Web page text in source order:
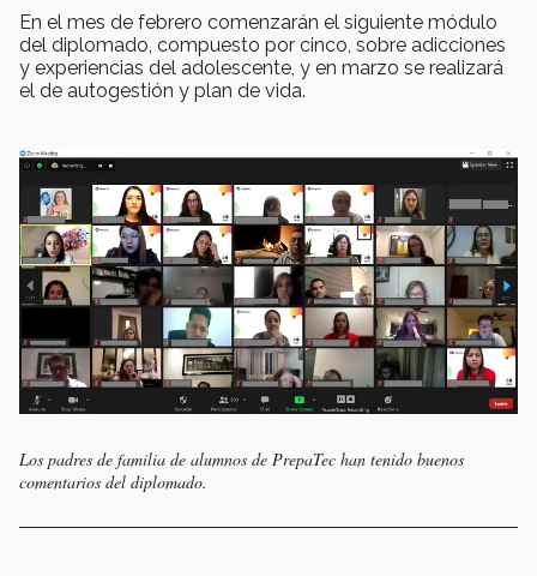
En el mes de febrero comenzarán el siguiente módulo
del diplomado, compuesto por cinco, sobre adicciones
y experiencias del adolescente, y en marzo se realizará
el de autogestión y plan de vida.
Los padres de familia de alumnos de PrepaTec han tenido buenos
comentarios del diplomado.